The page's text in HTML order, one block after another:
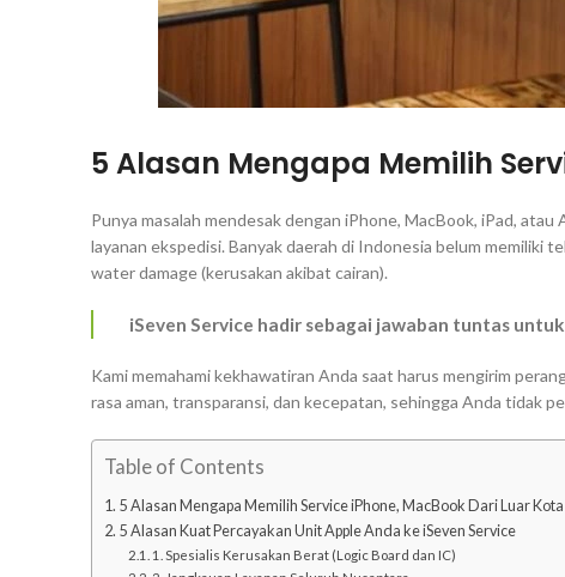
5 Alasan Mengapa Memilih
Punya masalah mendesak dengan iPhone, MacBook, iPad,
layanan ekspedisi. Banyak daerah di Indonesia belum memiliki
water damage(kerusakan akibat cairan).
iSeven Service hadir sebagai jawaban tuntas
Kami memahami kekhawatiran Anda saat harus mengirim
rasa aman, transparansi, dan kecepatan, sehingga Anda tidak
Table of Contents
5 Alasan Mengapa Memilih Service iPhone, MacBook Dari Luar
5 Alasan Kuat Percayakan Unit Apple Anda ke iSeven Service
1. Spesialis Kerusakan Berat (Logic Board dan IC)